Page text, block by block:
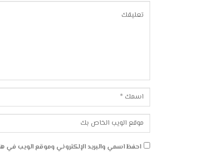
احفظ اسمي والبريد الإلكتروني وموقع الويب في